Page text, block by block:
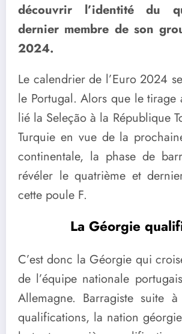
découvrir l’identité du
dernier membre de son
2024.
Le calendrier de l’Euro 2024
le Portugal. Alors que le tirage
lié la Seleção à la République
Turquie en vue de la
continentale, la phase de
révéler le quatrième et
cette poule F.
La Géorgie
C’est donc la Géorgie qui
de l’équipe nationale
Allemagne. Barragiste suite
qualifications, la nation